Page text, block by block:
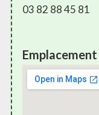
03 82 88 45 81